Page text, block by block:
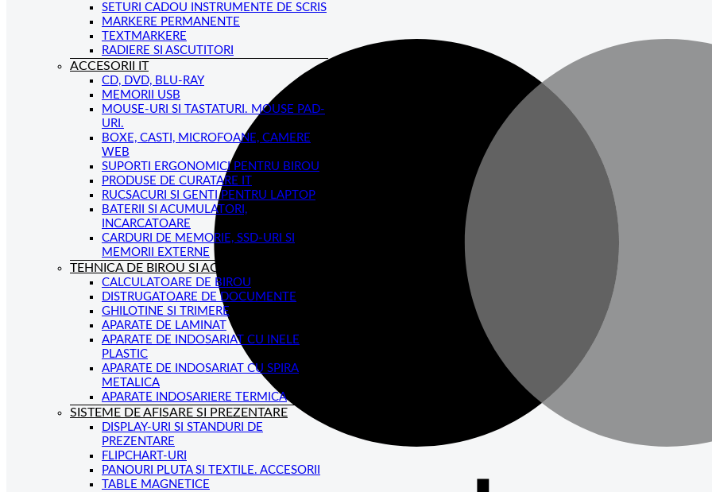
SETURI CADOU INSTRUMENTE DE SCRIS
MARKERE PERMANENTE
TEXTMARKERE
RADIERE SI ASCUTITORI
ACCESORII IT
CD, DVD, BLU-RAY
MEMORII USB
MOUSE-URI SI TASTATURI. MOUSE PAD-
URI.
BOXE, CASTI, MICROFOANE, CAMERE
WEB
SUPORTI ERGONOMICI PENTRU BIROU
PRODUSE DE CURATARE IT
RUCSACURI SI GENTI PENTRU LAPTOP
BATERII SI ACUMULATORI,
INCARCATOARE
CARDURI DE MEMORIE, SSD-URI SI
MEMORII EXTERNE
TEHNICA DE BIROU SI ACCESORII
CALCULATOARE DE BIROU
DISTRUGATOARE DE DOCUMENTE
GHILOTINE SI TRIMERE
APARATE DE LAMINAT
APARATE DE INDOSARIAT CU INELE
PLASTIC
APARATE DE INDOSARIAT CU SPIRA
METALICA
APARATE INDOSARIERE TERMICA
SISTEME DE AFISARE SI PREZENTARE
DISPLAY-URI SI STANDURI DE
PREZENTARE
FLIPCHART-URI
PANOURI PLUTA SI TEXTILE. ACCESORII
TABLE MAGNETICE